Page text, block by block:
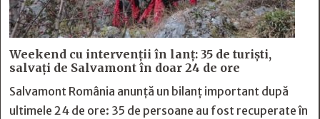
Weekend cu intervenții în lanț: 35 de turiști,
salvați de Salvamont în doar 24 de ore
Salvamont România anunță un bilanț important după
ultimele 24 de ore: 35 de persoane au fost recuperate în